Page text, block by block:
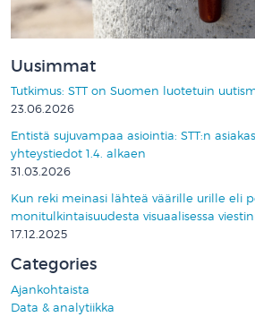
Uusimmat
Tutkimus: STT on Suomen luotetuin
23.06.2026
Entistä sujuvampaa asiointia: STT:n
yhteystiedot 1.4. alkaen
31.03.2026
Kun reki meinasi lähteä väärille urille eli
monitulkintaisuudesta visuaalisessa
17.12.2025
Categories
Ajankohtaista
Data & analytiikka